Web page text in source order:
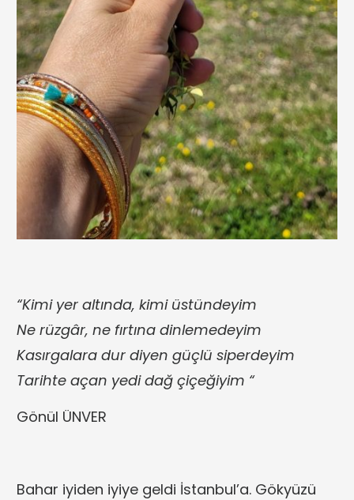
“Kimi yer altında, kimi üstündeyim
Ne rüzgâr, ne fırtına dinlemedeyim
Kasırgalara dur diyen güçlü siperdeyim
Tarihte açan yedi dağ çiçeğiyim “
Gönül ÜNVER
Bahar iyiden iyiye geldi İstanbul’a. Gökyüzü